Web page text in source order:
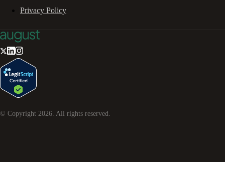
Privacy Policy
© Copyright 2026 . All rights reserved.